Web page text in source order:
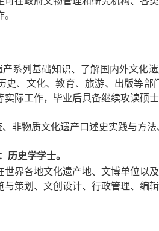
系列基础知识、了解国内外文化
史、文化、教育、旅游、出版等
实际工作，毕业后具备继续攻读硕
非物质文化遗产口述史实践与方
历史学学士。
世界各地文化遗产地、文博单位以
与策划、文创设计、行政管理、编